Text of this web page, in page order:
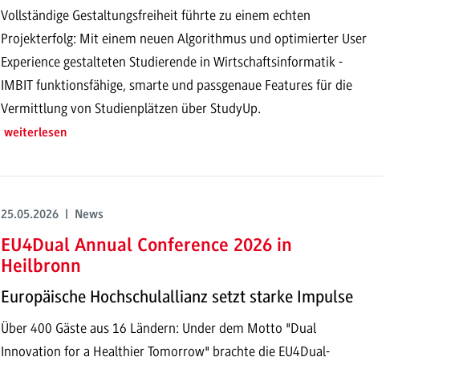
Vollständige Gestaltungsfreiheit führte zu einem echten
Projekterfolg: Mit einem neuen Algorithmus und optimierter User
Experience gestalteten Studierende in Wirtschaftsinformatik -
IMBIT funktionsfähige, smarte und passgenaue Features für die
Vermittlung von Studienplätzen über StudyUp.
weiterlesen
25.05.2026 | News
EU4Dual Annual Conference 2026 in
Heilbronn
Europäische Hochschulallianz setzt starke Impulse
Über 400 Gäste aus 16 Ländern: Under dem Motto "Dual
Innovation for a Healthier Tomorrow" brachte die EU4Dual-